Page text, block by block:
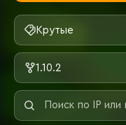
Крутые
1.10.2